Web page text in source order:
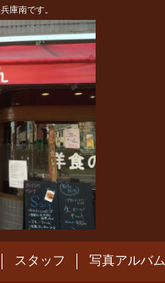
庫南です。
スタッフ 写真アルバム